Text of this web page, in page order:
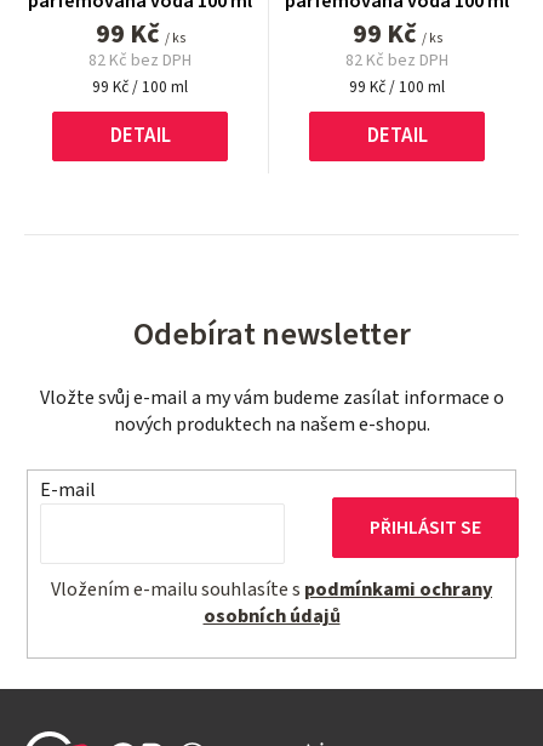
99 Kč / ks
82 Kč bez DPH
Měrná
99 Kč / 100 ml
DETAIL
99 Kč / ks
82 Kč bez DPH
Měrná
99 Kč / 100 ml
DETAIL
Odebírat newsletter
Vložte svůj e-mail a my vám budeme zasílat informace o
nových produktech na našem e-shopu.
E-mail
Vložením e-mailu souhlasíte s podmínkami ochrany
osobních údajů
PŘIHLÁSIT SE